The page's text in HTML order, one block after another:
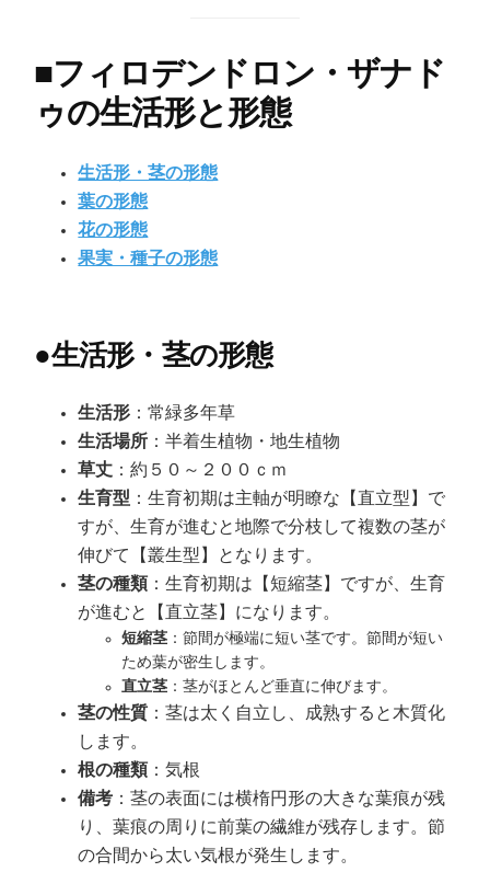
■フィロデンドロン・ザナド
ゥの生活形と形態
生活形・茎の形態
葉の形態
花の形態
果実・種子の形態
●生活形・茎の形態
生活形 ：常緑多年草
生活場所 ：半着生植物・地生植物
草丈 ：約５０～２００ｃｍ
生育型 ：生育初期は主軸が明瞭な【直立型】で
すが、生育が進むと地際で分枝して複数の茎が
伸びて【叢生型】となります。
茎の種類：生育初期は【短縮茎】ですが、生育
が進むと【直立茎】になります。
短縮茎 ：節間が極端に短い茎です。節間が短い
ため葉が密生します。
直立茎 ：茎がほとんど垂直に伸びます。
茎の性質 ：茎は太く自立し、成熟すると木質化
します。
根の種類：気根
備考 ：茎の表面には横楕円形の大きな葉痕が残
り、葉痕の周りに前葉の繊維が残存します。節
の合間から太い気根が発生します。